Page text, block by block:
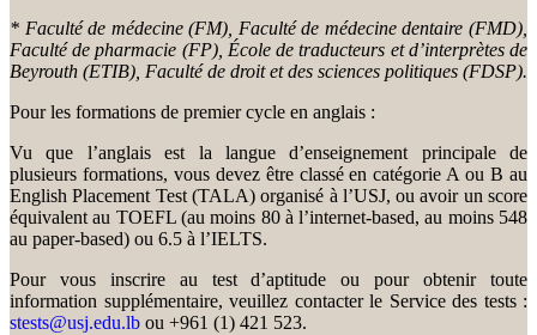
* Faculté de médecine (FM), Faculté de médecine dentaire (FMD),
Faculté de pharmacie (FP), École de traducteurs et d’interprètes de
Beyrouth (ETIB), Faculté de droit et des sciences politiques (FDSP).
Pour les formations de premier cycle en anglais :
Vu que l’anglais est la langue d’enseignement principale de
plusieurs formations, vous devez être classé en catégorie A ou B au
English Placement Test (TALA) organisé à l’USJ, ou avoir un score
équivalent au TOEFL (au moins 80 à l’internet-based, au moins 548
au paper-based) ou 6.5 à l’IELTS.
Pour vous inscrire au test d’aptitude ou pour obtenir toute
information supplémentaire, veuillez contacter le Service des tests :
stests@usj.edu.lb ou +961 (1) 421 523.